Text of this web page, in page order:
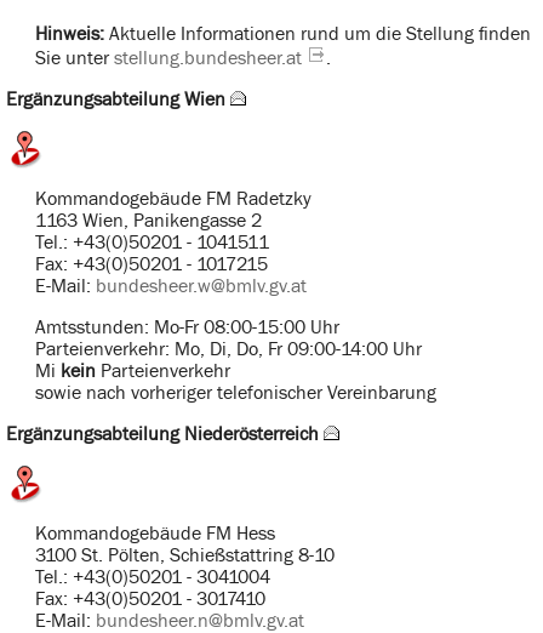
Hinweis:Aktuelle Informationen rund um die Stellung finden
Sie unterstellung.bundesheer.at
Ergänzungsabteilung Wien
Kommandogebäude FM Radetzky
1163 Wien, Panikengasse 2
Tel.: +43(0)50201 - 1041511
Fax: +43(0)50201 - 1017215
E-Mail: bundesheer.w@bmlv.gv.at
Amtsstunden: Mo-Fr 08:00-15:00 Uhr
Parteienverkehr: Mo, Di, Do, Fr 09:00-14:00 Uhr
Mi keinParteienverkehr
sowie nach vorheriger telefonischer Vereinbarung
Ergänzungsabteilung Niederösterreich
Kommandogebäude FM Hess
3100 St. Pölten, Schießstattring 8-10
Tel.: +43(0)50201 - 3041004
Fax: +43(0)50201 - 3017410
E-Mail: bundesheer.n@bmlv.gv.at